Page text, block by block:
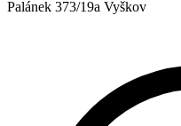
Palánek 373/19a Vyškov